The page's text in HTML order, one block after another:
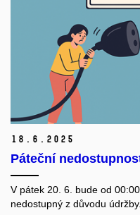
18. 6. 2025
Páteční
V pátek 20. 6. bude od
nedostupný z důvodu údržby.